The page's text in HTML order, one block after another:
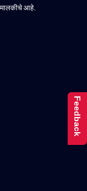
मालकीचे आहे.
Feedback